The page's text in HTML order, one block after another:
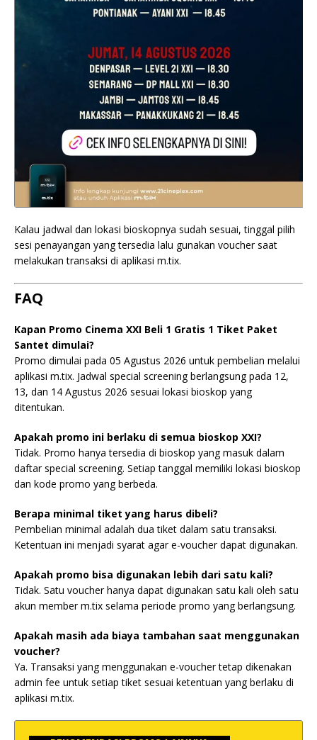
Kalau jadwal dan lokasi bioskopnya sudah sesuai, tinggal pilih
sesi penayangan yang tersedia lalu gunakan voucher saat
melakukan transaksi di aplikasi m.tix.
FAQ
Kapan Promo Cinema XXI Beli 1 Gratis 1 Tiket Paket
Santet dimulai?
Promo dimulai pada 05 Agustus 2026 untuk pembelian melalui
aplikasi m.tix. Jadwal special screening berlangsung pada 12,
13, dan 14 Agustus 2026 sesuai lokasi bioskop yang
ditentukan.
Apakah promo ini berlaku di semua bioskop XXI?
Tidak. Promo hanya tersedia di bioskop yang masuk dalam
daftar special screening. Setiap tanggal memiliki lokasi bioskop
dan kode promo yang berbeda.
Berapa minimal tiket yang harus dibeli?
Pembelian minimal adalah dua tiket dalam satu transaksi.
Ketentuan ini menjadi syarat agar e-voucher dapat digunakan.
Apakah promo bisa digunakan lebih dari satu kali?
Tidak. Satu voucher hanya dapat digunakan satu kali oleh satu
akun member m.tix selama periode promo yang berlangsung.
Apakah masih ada biaya tambahan saat menggunakan
voucher?
Ya. Transaksi yang menggunakan e-voucher tetap dikenakan
admin fee untuk setiap tiket sesuai ketentuan yang berlaku di
aplikasi m.tix.